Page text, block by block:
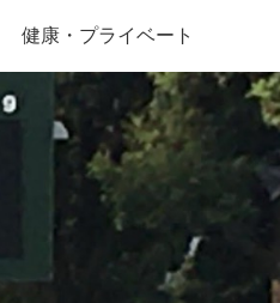
健康・プライベート